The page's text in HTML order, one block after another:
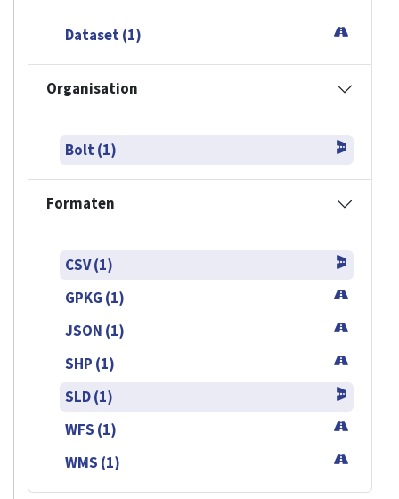
Dataset (1)
Organisation
Bolt (1)
Formaten
CSV (1)
GPKG (1)
JSON (1)
SHP (1)
SLD (1)
WFS (1)
WMS (1)